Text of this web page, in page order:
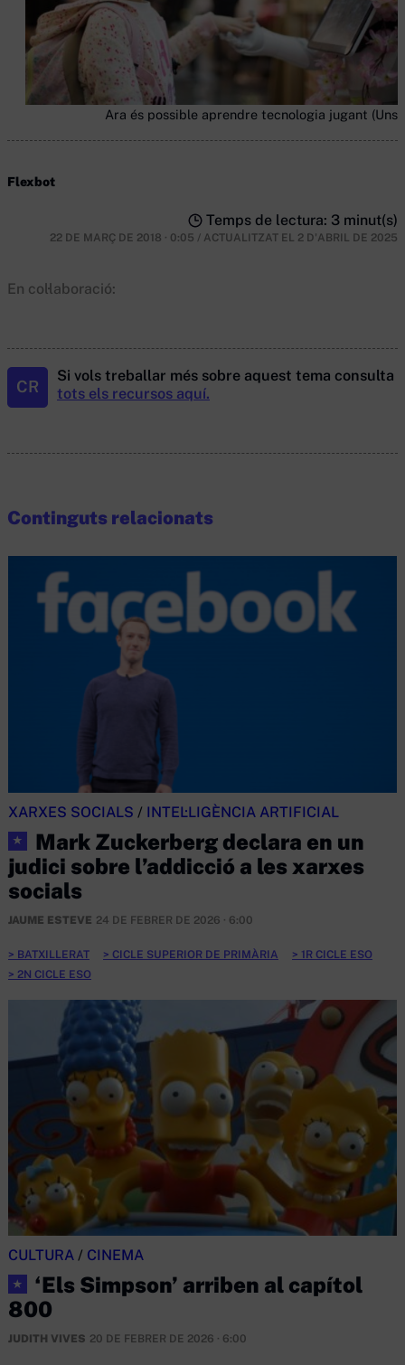
Ara és possible aprendre tecnologia jugant
Flexbot
Temps de lectura: 3 minut(s)
22 DE MARÇ DE 2018 · 0:05 / ACTUALITZAT EL 2 D'ABRIL DE 2025
En col·laboració:
CR
Si vols treballar més sobre aquest tema consulta
tots els recursos aquí.
Continguts relacionats
XARXES SOCIALS / INTEL·LIGÈNCIA ARTIFICIAL
★
Mark Zuckerberg declara en un
judici sobre l’addicció a les xarxes
socials
JAUME ESTEVE 24 DE FEBRER DE 2026 · 6:00
BATXILLERAT CICLE SUPERIOR DE PRIMÀRIA
1R CICLE ESO
2N CICLE ESO
CULTURA / CINEMA
★
‘Els Simpson’ arriben al capítol
800
JUDITH VIVES 20 DE FEBRER DE 2026 · 6:00